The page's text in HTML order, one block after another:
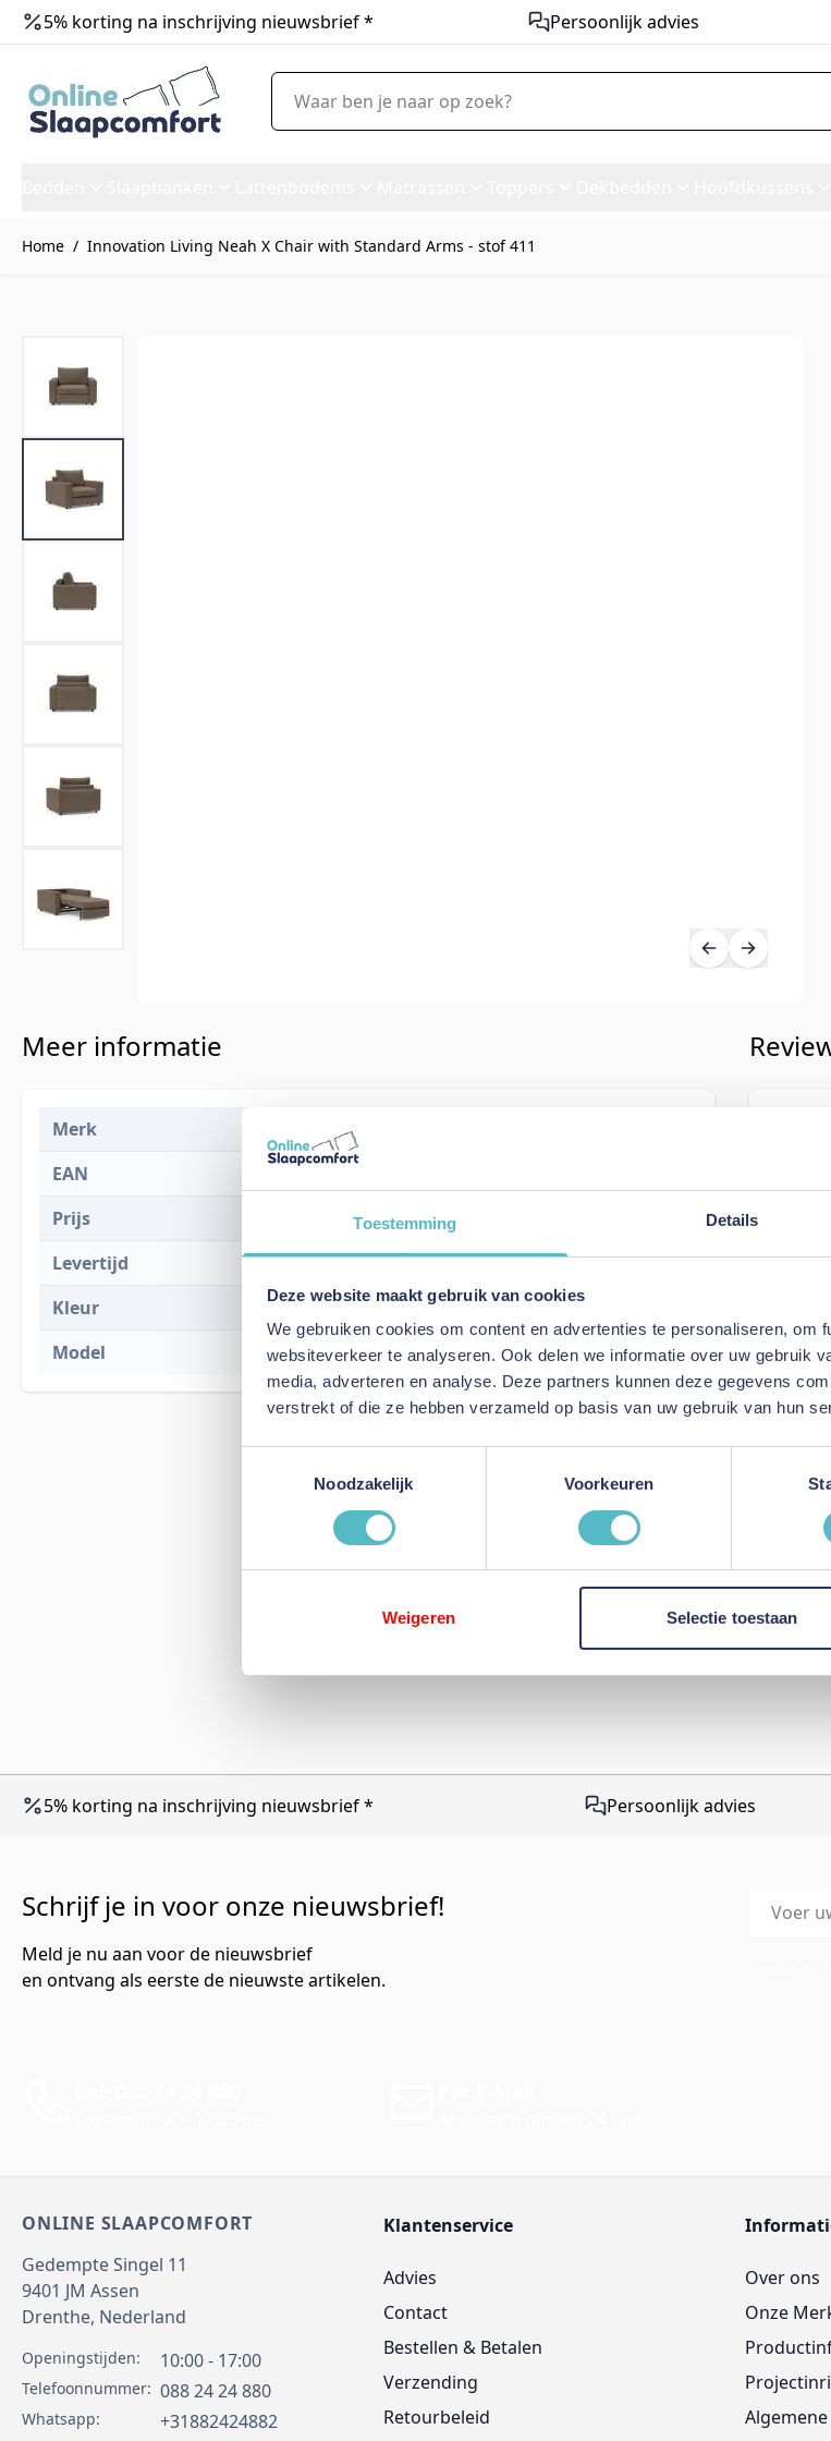
Toestemming Details
Deze website maakt gebruik van cookies
We gebruiken cookies om content en advertenties te personaliseren, om
websiteverkeer te analyseren. Ook delen we informatie over uw gebruik
media, adverteren en analyse. Deze partners kunnen deze gegevens
verstrekt of die ze hebben verzameld op basis van uw gebruik van hun
Noodzakelijk
Voorkeuren
Weigeren Selectie toestaan
5% korting na inschrijving nieuwsbrief * Persoonlijk advies
Waar ben je naar op zoek?
Home / Innovation Living Neah X Chair with Standard Arms - stof 411
Innovation Living Neah X Chair with Standard
Meer informatie
Merk
EAN
Prijs
€ 1.771,00
Levertijd
8 weken
Kleur
411 Esina Cedar Brown
Model
Neah X Chair with Standard Arms
Neah X
This
5% korting na inschrijving nieuwsbrief * Persoonlijk advies
Schrijf je in voor onze nieuwsbrief!
Meld je nu aan voor de nieuwsbrief
en ontvang als eerste de nieuwste artikelen.
E-
ONLINE SLAAPCOMFORT
Gedempte Singel 11
9401 JM Assen
Drenthe, Nederland
Openingstijden: 10:00 - 17:00
Telefoonnummer: 088 24 24 880
Whatsapp: +31882424882
Klantenservice
Advies
Contact
Bestellen & Betalen
Verzending
Retourbeleid
Over ons
Onze